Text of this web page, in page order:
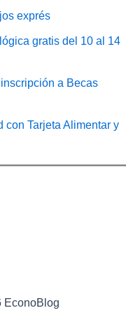
exprés
gratis del 10 al 14
a Becas
con Tarjeta Alimentar y
EconoBlog